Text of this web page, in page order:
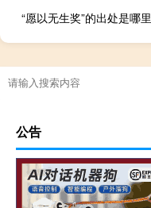
“愿以无生奖”的出处是哪里
公告